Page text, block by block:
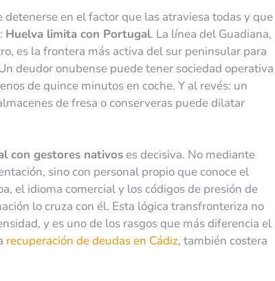
en el factor que las atraviesa todas y que
Huelva limita con Portugal. La línea del Guadiana,
es la frontera más activa del sur peninsular para
deudor onubense puede tener sociedad operativa
de quince minutos en coche. Y al revés: un
de fresa o conserveras puede dilatar
con gestores nativos es decisiva. No mediante
sino con personal propio que conoce el
el idioma comercial y los códigos de presión de
lo cruza con él. Esta lógica transfronteriza no
y es uno de los rasgos que más diferencia el
recuperación de deudas en Cádiz, también costera